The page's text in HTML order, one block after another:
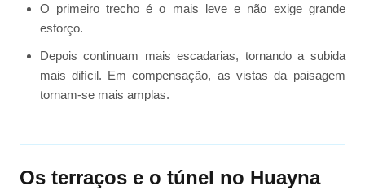
O primeiro trecho é o mais leve e não exige grande
esforço.
Depois continuam mais escadarias, tornando a subida
mais difícil. Em compensação, as vistas da paisagem
tornam-se mais amplas.
Os terraços e o túnel no Huayna